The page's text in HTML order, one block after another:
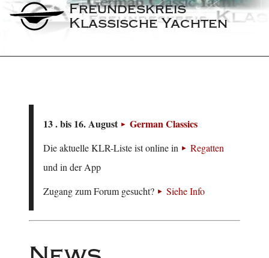
Freundeskreis
Klassische Yachten
13 . bis 16. August German Classics
Die aktuelle KLR-Liste ist online in
Regatten
und in der App
Zugang zum Forum gesucht?
Siehe Info